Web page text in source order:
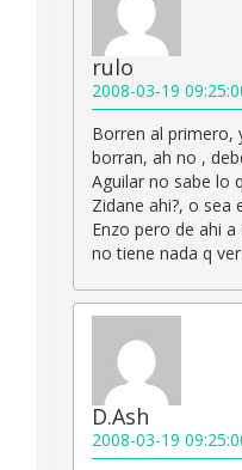
rulo
2008-03-19
Borren al primero,
borran, ah no ,
Aguilar no sabe lo
Zidane ahi?, o sea
Enzo pero de ahi
no tiene nada q
D.Ash
2008-03-19